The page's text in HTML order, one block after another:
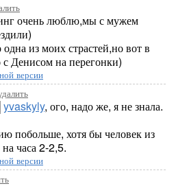
очень люблю,мы с мужем
из моих страстей,но вот в
с Денисом на перегонки)
версии
yvaskyly, ого, надо же, я не знала.
побольше, хотя бы человек из
часа 2-2,5.
версии